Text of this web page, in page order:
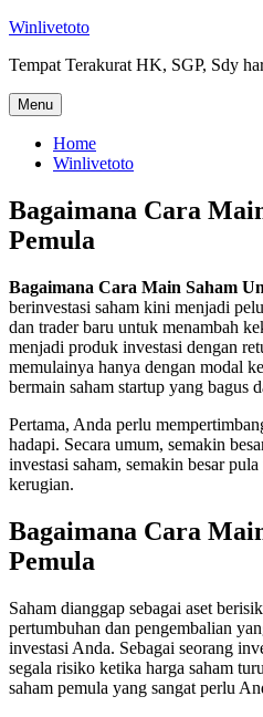
Skip
content
Winlivetoto
Tempat Terakurat HK, SGP, Sdy
Menu
Home
Winlivetoto
Bagaimana Cara
Pemula
Bagaimana Cara Main Saham
berinvestasi saham kini menjadi
dan trader baru untuk menambah
menjadi produk investasi dengan
memulainya hanya dengan modal
bermain saham startup yang bagus
Pertama, Anda perlu
hadapi. Secara umum, semakin
investasi saham, semakin besar
kerugian.
Bagaimana Cara
Pemula
Saham dianggap sebagai aset
pertumbuhan dan pengembalian
investasi Anda. Sebagai seorang
segala risiko ketika harga saham
saham pemula yang sangat perlu